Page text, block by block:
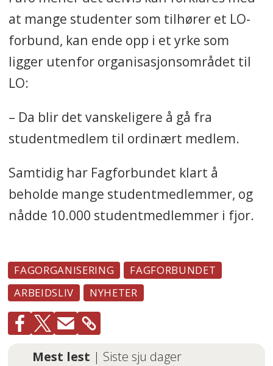
at mange studenter som tilhører et LO-
forbund, kan ende opp i et yrke som
ligger utenfor organisasjonsområdet til
LO:
– Da blir det vanskeligere å gå fra
studentmedlem til ordinært medlem.
Samtidig har Fagforbundet klart å
beholde mange studentmedlemmer, og
nådde 10.000 studentmedlemmer i fjor.
FAGORGANISERING
FAGFORBUNDET
ARBEIDSLIV
NYHETER
Mest lest | Siste sju dager